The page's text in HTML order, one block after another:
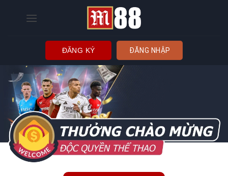
ĐĂNG KÝ ĐĂNG NHẬP